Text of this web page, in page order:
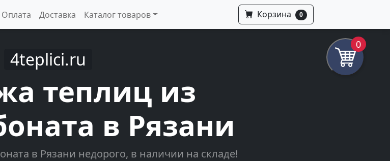
Оплата Доставка Каталог товаров Корзина 0
4teplici.ru
теплиц из
в Рязани
в Рязани недорого, в наличии на складе!
0